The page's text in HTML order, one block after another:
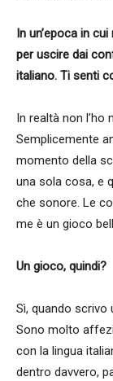
In un’epoca in
per uscire dai
italiano. Ti senti
In realtà non l’ho
Semplicemente
momento della
una sola cosa, e
che sonore. Le
me è un gioco
Un gioco, quindi?
Sì, quando scrivo
Sono molto
con la lingua
dentro davvero,